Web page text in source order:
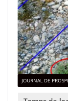
JOURNAL DE